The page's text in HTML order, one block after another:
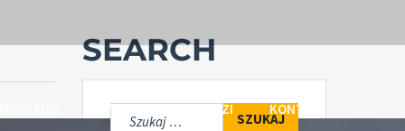
PYTANIA I ODPOWIEDZI KONTAKT
SEARCH